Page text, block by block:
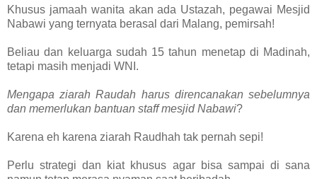
Khusus jamaah wanita akan ada Ustazah, pegawai Mesjid
Nabawi yang ternyata berasal dari Malang, pemirsah!
Beliau dan keluarga sudah 15 tahun menetap di Madinah,
tetapi masih menjadi WNI.
Mengapa ziarah Raudah harus direncanakan sebelumnya
dan memerlukan bantuan staff mesjid Nabawi?
Karena eh karena ziarah Raudhah tak pernah sepi!
Perlu strategi dan kiat khusus agar bisa sampai di sana